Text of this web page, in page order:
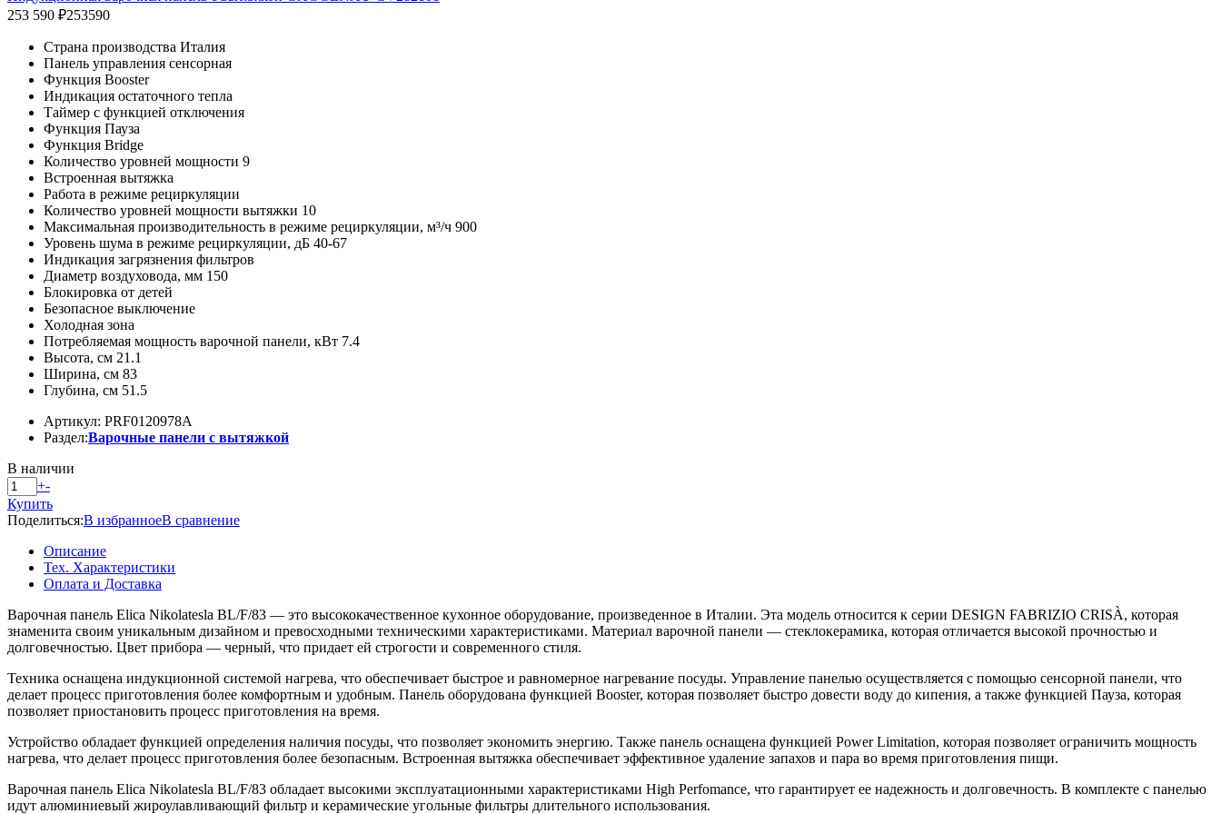
253 590 ₽253590
Страна производства Италия
Панель управления сенсорная
Функция Booster
Индикация остаточного тепла
Таймер с функцией отключения
Функция Пауза
Функция Bridge
Количество уровней мощности 9
Встроенная вытяжка
Работа в режиме рециркуляции
Количество уровней мощности вытяжки 10
Максимальная производительность в режиме рециркуляции, м³/ч 900
Уровень шума в режиме рециркуляции, дБ 40-67
Индикация загрязнения фильтров
Диаметр воздуховода, мм 150
Блокировка от детей
Безопасное выключение
Холодная зона
Потребляемая мощность варочной панели, кВт 7.4
Высота, см 21.1
Ширина, см 83
Глубина, см 51.5
Артикул: PRF0120978A
Раздел:Варочные панели с вытяжкой
В наличии
+-
Купить
Поделиться:В избранноеВ сравнение
Описание
Тех. Характеристики
Оплата и Доставка
Варочная панель Elica Nikolatesla BL/F/83 — это высококачественное кухонное оборудование, произведенное в Италии. Эта модель относится к серии DESIGN FABRIZIO CRISÀ, которая
знаменита своим уникальным дизайном и превосходными техническими характеристиками. Материал варочной панели — стеклокерамика, которая отличается высокой прочностью и
долговечностью. Цвет прибора — черный, что придает ей строгости и современного стиля.
Техника оснащена индукционной системой нагрева, что обеспечивает быстрое и равномерное нагревание посуды. Управление панелью осуществляется с помощью сенсорной панели, что
делает процесс приготовления более комфортным и удобным. Панель оборудована функцией Booster, которая позволяет быстро довести воду до кипения, а также функцией Пауза, которая
позволяет приостановить процесс приготовления на время.
Устройство обладает функцией определения наличия посуды, что позволяет экономить энергию. Также панель оснащена функцией Power Limitation, которая позволяет ограничить мощность
нагрева, что делает процесс приготовления более безопасным. Встроенная вытяжка обеспечивает эффективное удаление запахов и пара во время приготовления пищи.
Варочная панель Elica Nikolatesla BL/F/83 обладает высокими эксплуатационными характеристиками High Perfomance, что гарантирует ее надежность и долговечность. В комплекте с панелью
идут алюминиевый жироулавливающий фильтр и керамические угольные фильтры длительного использования.